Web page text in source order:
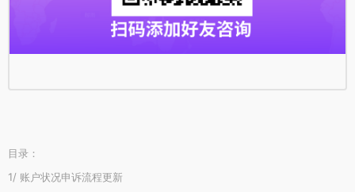
目录：
1/ 账户状况申诉流程更新